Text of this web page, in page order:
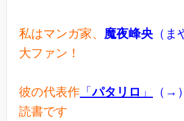
私はマンガ家、 魔夜峰央 （ま
大ファン！
彼の代表作 「パタリロ 」 （→）
読書です